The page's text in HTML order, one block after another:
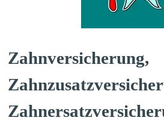
Zahnversicherung,